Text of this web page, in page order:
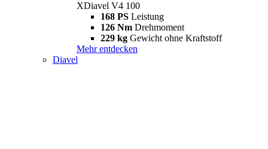
XDiavel V4 100
168 PS Leistung
126 Nm Drehmoment
229 kg Gewicht ohne Kraftstoff
Mehr entdecken
Diavel